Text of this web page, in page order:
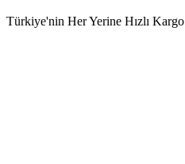
Türkiye'nin Her Yerine Hızlı Kargo